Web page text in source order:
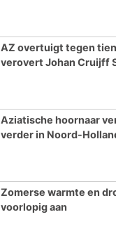
AZ overtuigt tegen
verovert Johan Cruijff
Aziatische hoornaar
verder in Noord-
Zomerse warmte en
voorlopig aan